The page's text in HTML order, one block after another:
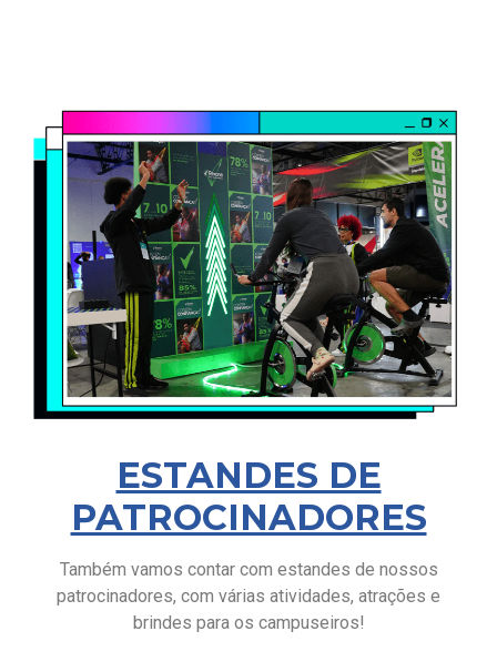
ESTANDES DE
PATROCINADORES
Também vamos contar com estandes de nossos
patrocinadores, com várias atividades, atrações e
brindes para os campuseiros!